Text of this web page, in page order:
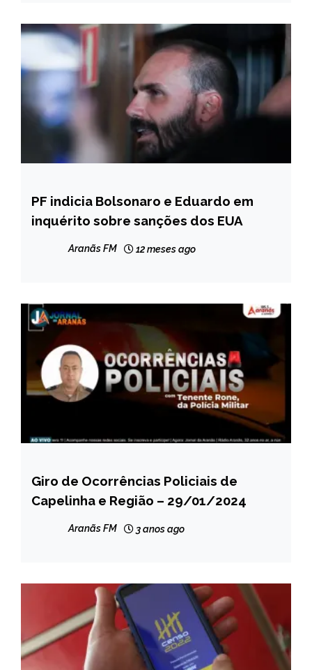
BRASIL
NOTÍCIAS
PF indicia Bolsonaro e Eduardo em
inquérito sobre sanções dos EUA
Aranãs FM 12 meses ago
CAPELINHA
MINAS
Giro de Ocorrências Policiais de
Capelinha e Região – 29/01/2024
Aranãs FM 3 anos ago